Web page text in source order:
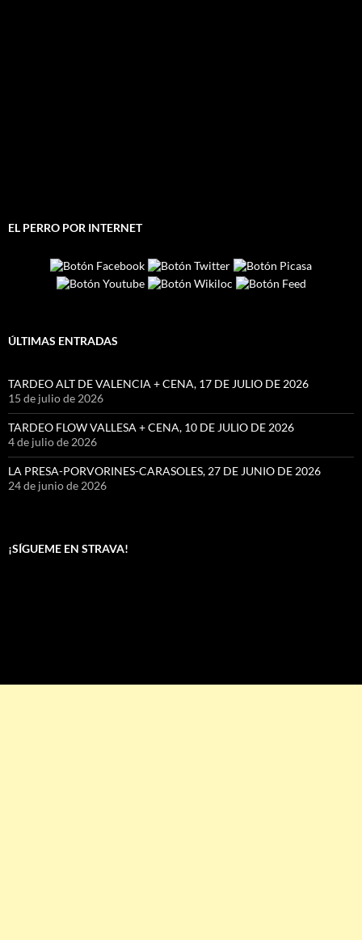
EL PERRO POR INTERNET
ÚLTIMAS ENTRADAS
TARDEO ALT DE VALENCIA + CENA, 17 DE JULIO DE 2026
15 de julio de 2026
TARDEO FLOW VALLESA + CENA, 10 DE JULIO DE 2026
4 de julio de 2026
LA PRESA-PORVORINES-CARASOLES, 27 DE JUNIO DE 2026
24 de junio de 2026
¡SÍGUEME EN STRAVA!